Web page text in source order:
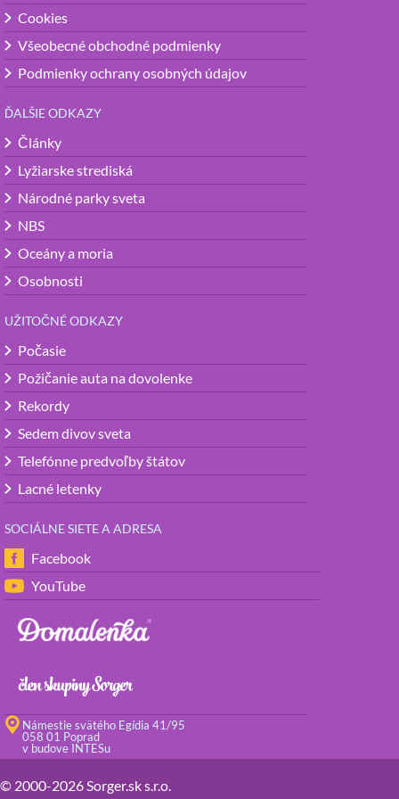
Cookies
Všeobecné obchodné podmienky
Podmienky ochrany osobných údajov
ĎALŠIE ODKAZY
Články
Lyžiarske strediská
Národné parky sveta
NBS
Oceány a moria
Osobnosti
UŽITOČNÉ ODKAZY
Počasie
Požičanie auta na dovolenke
Rekordy
Sedem divov sveta
Telefónne predvoľby štátov
Lacné letenky
SOCIÁLNE SIETE A ADRESA
Facebook
YouTube
Námestie svätého Egídia 41/95
058 01 Poprad
v budove INTESu
© 2000-2026 Sorger.sk s.r.o.